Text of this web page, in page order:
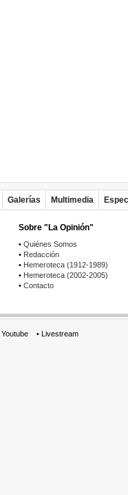
Galerías Multimedia
Sobre "La Opinión"
• Quiénes Somos
• Redacción
• Hemeroteca (1912-1989)
• Hemeroteca (2002-2005)
• Contacto
Youtube • Livestream